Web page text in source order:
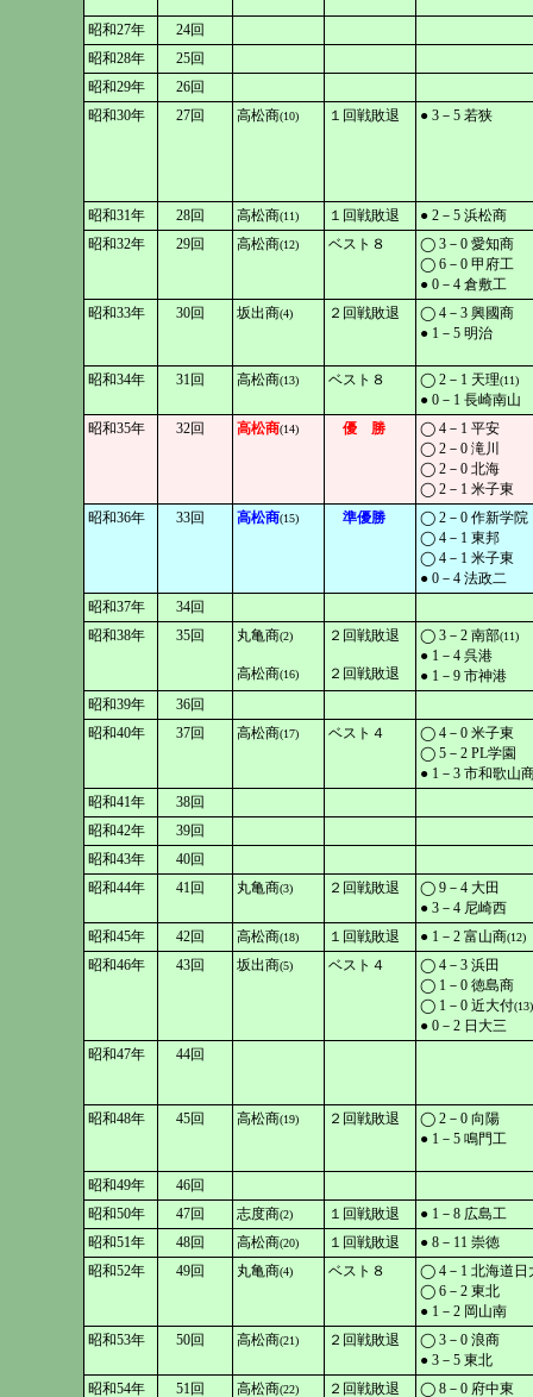
昭和27年
24回
昭和28年
25回
昭和29年
26回
昭和30年
27回 高松商(10) １回戦敗退 ● 3－5 若狭
昭和31年 28回 高松商(11) １回戦敗退
● 2－5 浜松商
昭和32年
29回 高松商(12) ベスト８
◯ 3－0 愛知商
◯ 6－0 甲府工
● 0－4 倉敷工
昭和33年
30回 坂出商(4) ２回戦敗退
◯ 4－3 興國商
● 1－5 明治
昭和34年 31回 高松商(13) ベスト８ ◯ 2－1 天理(11)
● 0－1 長崎南山
昭和35年
32回 高松商(14) 優 勝
◯ 4－1 平安
◯ 2－0 滝川
◯ 2－0 北海
◯ 2－1 米子東
昭和36年
33回 高松商(15) 準優勝
◯ 2－0 作新学院
◯ 4－1 東邦
◯ 4－1 米子東
● 0－4 法政二
昭和37年
34回
昭和38年
35回 丸亀商(2)
高松商(16)
２回戦敗退
２回戦敗退
◯ 3－2 南部(11)
● 1－4 呉港
● 1－9 市神港
昭和39年
36回
昭和40年
37回 高松商(17) ベスト４
◯ 4－0 米子東
◯ 5－2 PL学園
● 1－3 市和歌山
昭和41年
38回
昭和42年
39回
昭和43年
40回
昭和44年
41回 丸亀商(3) ２回戦敗退
◯ 9－4 大田
● 3－4 尼崎西
昭和45年
42回 高松商(18) １回戦敗退 ● 1－2 富山商(12)
昭和46年 43回 坂出商(5) ベスト４
◯ 4－3 浜田
◯ 1－0 徳島商
◯ 1－0 近大付(13)
● 0－2 日大三
昭和47年
44回
昭和48年 45回 高松商(19) ２回戦敗退
◯ 2－0 向陽
● 1－5 鳴門工
昭和49年
46回
昭和50年
47回 志度商(2) １回戦敗退
● 1－8 広島工
昭和51年
48回 高松商(20) １回戦敗退
● 8－11 崇徳
昭和52年
49回 丸亀商(4) ベスト８
◯ 4－1 北海道日
◯ 6－2 東北
● 1－2 岡山南
昭和53年
50回 高松商(21) ２回戦敗退
◯ 3－0 浪商
● 3－5 東北
昭和54年
51回 高松商(22) ２回戦敗退 ◯ 8－0 府中東